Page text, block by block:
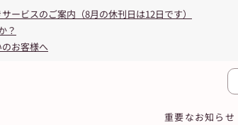
ービスのご案内（8月の休刊日は12日です）
？
のお客様へ
重要なお知らせ